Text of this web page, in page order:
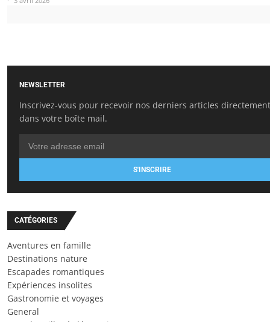
NEWSLETTER
Inscrivez-vous pour recevoir nos derniers articles directement
dans votre boîte mail.
S'INSCRIRE
CATÉGORIES
Aventures en famille
Destinations nature
Escapades romantiques
Expériences insolites
Gastronomie et voyages
General